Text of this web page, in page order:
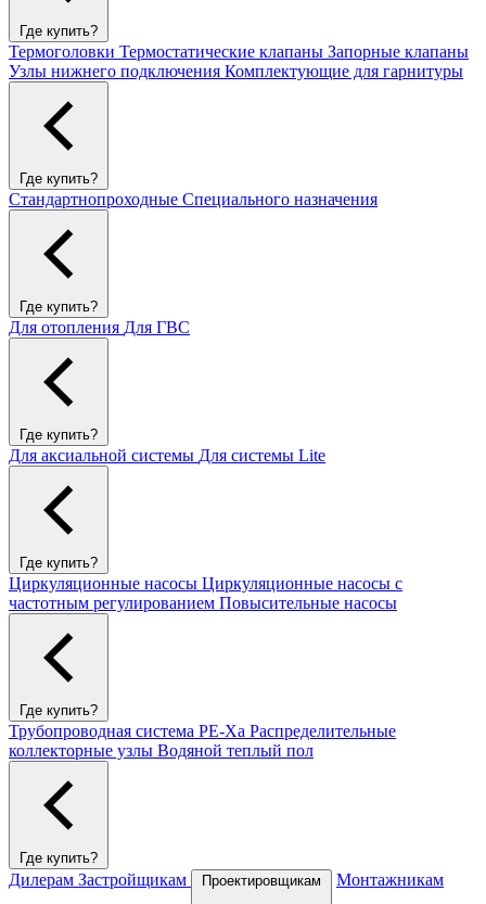
Где купить?
Термоголовки Термостатические клапаны Запорные клапаны
Узлы нижнего подключения Комплектующие для гарнитуры
Где купить?
Стандартнопроходные Специального назначения
Где купить?
Для отопления Для ГВС
Где купить?
Для аксиальной системы Для системы Lite
Где купить?
Циркуляционные насосы Циркуляционные насосы с
частотным регулированием Повысительные насосы
Где купить?
Трубопроводная система PE-Xa Распределительные
коллекторные узлы Водяной теплый пол
Где купить?
Дилерам Застройщикам Проектировщикам Монтажникам